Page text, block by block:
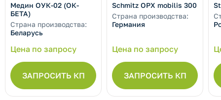
Медин ОУК-02 (ОК-
БЕТА)
Страна производства:
Беларусь
Цена по запросу
ЗАПРОСИТЬ КП
Schmitz OPX mobilis 300
Страна производства:
Германия
Цена по запросу
ЗАПРОСИТЬ КП